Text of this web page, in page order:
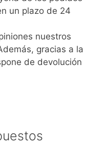
un plazo de 24
nuestros
gracias a la
de devolución